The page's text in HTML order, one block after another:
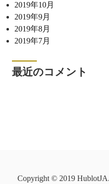
2019年10月
2019年9月
2019年8月
2019年7月
最近のコメント
Copyright © 2019